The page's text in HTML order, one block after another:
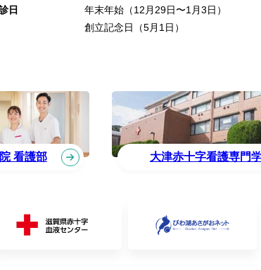
日
年末年始（12月29日〜1月3日）
創立記念日（5月1日）
看護部 大津赤十字看護専門